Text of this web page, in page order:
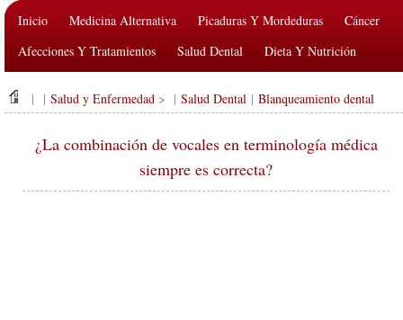
Inicio Medicina Alternativa Picaduras Y Mordeduras
Cáncer
Afecciones Y Tratamientos
Salud Dental
Dieta Y Nutrición
Salud Pública Y Seguridad
Cirugías Y Procedimientos Salud
| | Salud y Enfermedad > | Salud Dental | Blanqueamiento dental
¿La combinación de vocales en terminología médica
siempre es correcta?